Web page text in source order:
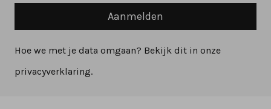
Aanmelden
Hoe we met je data omgaan? Bekijk dit in onze
privacyverklaring.